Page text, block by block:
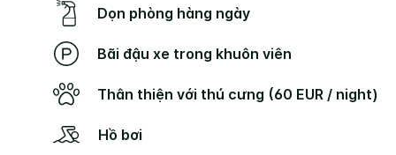
Dọn phòng hàng ngày
Bãi đậu xe trong khuôn viên
Thân thiện với thú cưng (60 EUR / night)
Hồ bơi